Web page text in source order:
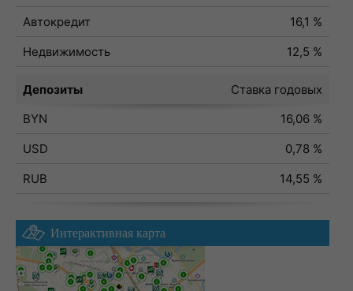
Автокредит
16,1 %
Недвижимость
12,5 %
Депозиты
Ставка годовых
BYN
16,06 %
USD
0,78 %
RUB
14,55 %
Интерактивная карта